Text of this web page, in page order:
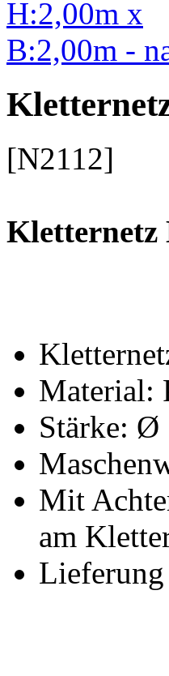
[N2112]
Kletternetz
Material:
Stärke: Ø
Mit
am